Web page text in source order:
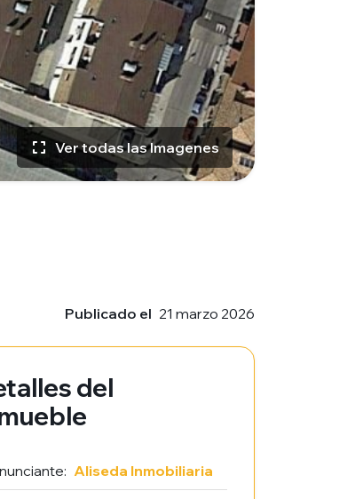
Ver todas las Imagenes
Publicado el 21 marzo 2026
del
Aliseda Inmobiliaria